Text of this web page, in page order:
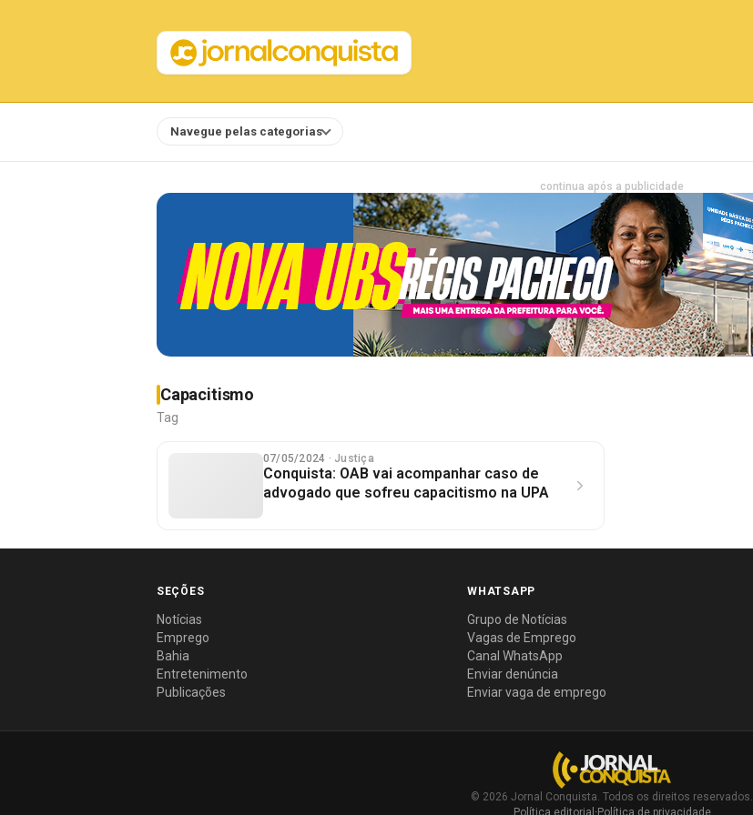
Navegue pelas categorias
continua após a publicidade
Capacitismo
Tag
07/05/2024 · Justiça
Conquista: OAB vai acompanhar caso de
advogado que sofreu capacitismo na UPA
SEÇÕES
Notícias
Emprego
Bahia
Entretenimento
Publicações
WHATSAPP
Grupo de Notícias
Vagas de Emprego
Canal WhatsApp
Enviar denúncia
Enviar vaga de emprego
© 2026 Jornal Conquista. Todos os direitos reservados.
Política editorial · Política de privacidade